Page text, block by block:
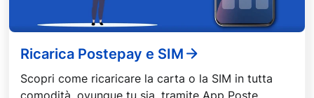
Ricarica Postepay e SIM
Scopri come ricaricare la carta o la SIM in tutta